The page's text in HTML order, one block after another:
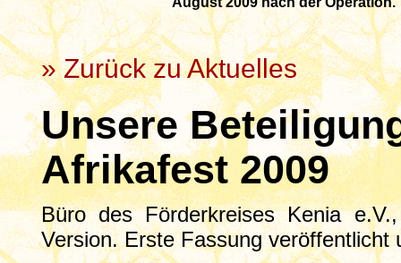
» Zurück zu Aktuelles
Unsere
Afrikafest 2009
Büro des Förderkreises Kenia
Version. Erste Fassung